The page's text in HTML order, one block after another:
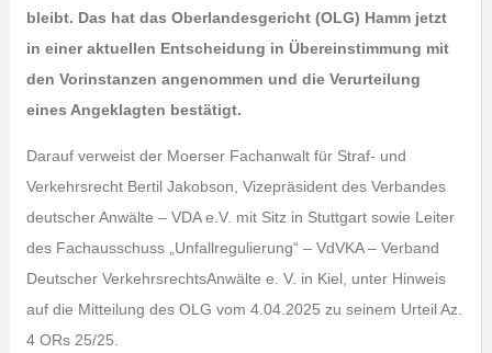
bleibt. Das hat das Oberlandesgericht (OLG) Hamm jetzt
in einer aktuellen Entscheidung in Übereinstimmung mit
den Vorinstanzen angenommen und die Verurteilung
eines Angeklagten bestätigt.
Darauf verweist der Moerser Fachanwalt für Straf- und
Verkehrsrecht Bertil Jakobson, Vizepräsident des Verbandes
deutscher Anwälte – VDA e.V. mit Sitz in Stuttgart sowie Leiter
des Fachausschuss „Unfallregulierung“ – VdVKA – Verband
Deutscher VerkehrsrechtsAnwälte e. V. in Kiel, unter Hinweis
auf die Mitteilung des OLG vom 4.04.2025 zu seinem Urteil Az.
4 ORs 25/25.